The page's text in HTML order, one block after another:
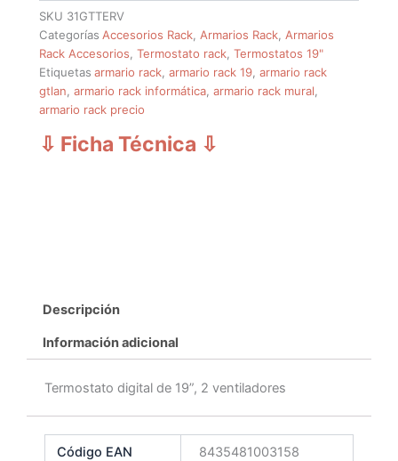
SKU 31GTTERV
Categorías Accesorios Rack Armarios Rack Armarios
Rack Accesorios ,Termostato rack ,Termostatos 19"
Etiquetas armario rack ,armario rack 19 ,armario rack
gtlan ,armario rack informática ,armario rack mural
armario rack precio
⇩ Ficha Técnica ⇩
Descripción
Información adicional
Termostato digital de 19”, 2 ventiladores
Código EAN 8435481003158